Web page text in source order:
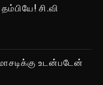
சி.வி
உடன்படேன்